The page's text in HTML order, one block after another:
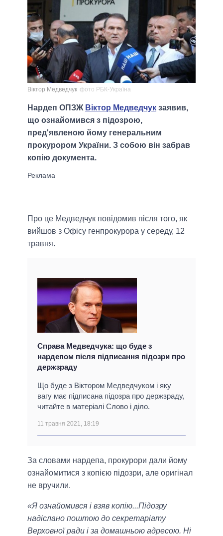
Віктор Медведчук фото РБК-Україна
Нардеп ОПЗЖ Віктор Медведчук заявив,
що ознайомився з підозрою,
пред'явленою йому генеральним
прокурором України. З собою він забрав
копію документа.
Про це Медведчук повідомив після того, як
вийшов з Офісу генпрокурора у середу, 12
травня.
Справа Медведчука: що буде з
нардепом після підписання підозри про
держзраду
Що буде з Віктором Медведчуком і яку
вагу має підписана підозра про держзраду,
читайте в матеріалі Слово і діло.
11 травня 2021, 18:19
За словами нардепа, прокурори дали йому
ознайомитися з копією підозри, але оригінал
не вручили.
«Я ознайомився і взяв копію...Підозру
надіслано поштою до секретаріату
Верховної ради і за домашньою адресою. Ні